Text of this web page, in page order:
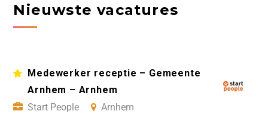
Nieuwste vacatures
Medewerker receptie – Gemeente
Arnhem – Arnhem
Start People
Arnhem